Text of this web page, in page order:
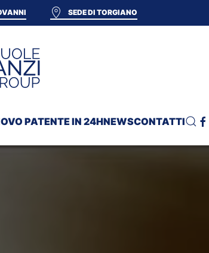
SEDE DI TORGIANO
PATENTE IN 24HNEWSCONTATTI